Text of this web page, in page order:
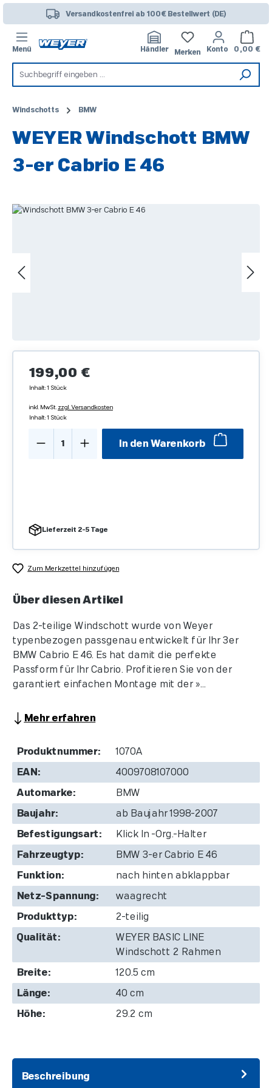
Zum Hauptinhalt springenVersandkostenfrei ab 100€ Bestellwert (DE)
Menü Händler Merken Konto 0,00 €
Windschotts BMW
WEYER Windschott BMW
3-er Cabrio E 46
Bildergalerie überspringen
Regulärer Preis:
199,00 €
Inhalt:1 Stück
inkl. MwSt. zzgl. Versandkosten
Inhalt:1 Stück
Produkt Anzahl: Gib den gewünschten
In den Warenkorb
Lieferzeit 2-5 Tage
Zum Merkzettel hinzufügen
Über diesen Artikel
Das 2-teilige Windschott wurde von Weyer
typenbezogen passgenau entwickelt für Ihr 3er
BMW Cabrio E 46. Es hat damit die perfekte
Passform für Ihr Cabrio. Profitieren Sie von der
garantiert einfachen Montage mit der »...
Mehr erfahren
Produktnummer: 1070A
EAN: 4009708107000
Automarke: BMW
Baujahr: ab Baujahr 1998-2007
Befestigungsart: Klick In -Org.-Halter
Fahrzeugtyp: BMW 3-er Cabrio E 46
Funktion: nach hinten abklappbar
Netz-Spannung: waagrecht
Produkttyp: 2-teilig
Qualität:
WEYER BASIC LINE
Windschott 2 Rahmen
Breite: 120.5 cm
Länge: 40 cm
Höhe: 29.2 cm
Beschreibung